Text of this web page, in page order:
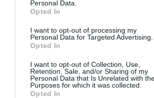
Personal Data.
Opted In
I want to opt-out of processing my
Personal Data for Targeted Advertising.
Opted In
I want to opt-out of Collection, Use,
Retention, Sale, and/or Sharing of my
Personal Data that Is Unrelated with
Purposes for which it was collected.
Opted In
Παπασταύρου και Τουρισμού, Όλγας
Χωροταξικό Πλαίσιο για τον τουρισμό.
12:01 | 07 Αυγούστου 2026